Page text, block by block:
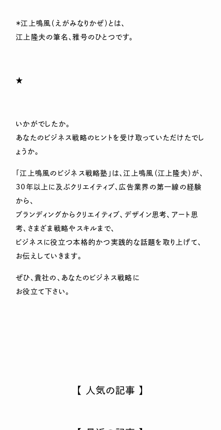
＊江上鳴風（えがみなりかぜ）とは、
江上隆夫の筆名、雅号のひとつです。
★
いかがでしたか。
あなたのビジネス戦略のヒントを受け取っていただけたでし
ょうか。
「江上鳴風のビジネス戦略塾」は、江上鳴風（江上隆夫）が、
30年以上に及ぶクリエイティブ、広告業界の第一線の経験
から、
ブランディングからクリエイティブ、デザイン思考、アート思
考、さまざま戦略やスキルまで、
ビジネスに役立つ本格的かつ実践的な話題を取り上げて、
お伝えしていきます。
ぜひ、貴社の、あなたのビジネス戦略に
お役立て下さい。
【 人気の記事 】